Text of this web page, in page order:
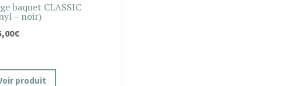
baquet CLASSIC
– noir)
€
produit